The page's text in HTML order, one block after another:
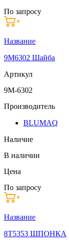
По запросу
Название
9M6302 Шайба
Артикул
9M-6302
Производитель
BLUMAQ
Наличие
В наличии
Цена
По запросу
Название
8T5353 ШПОНКА